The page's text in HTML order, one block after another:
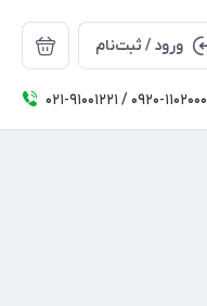
ورود / ثبت‌نام
۰۲۱-91001221 / 0920-1102000